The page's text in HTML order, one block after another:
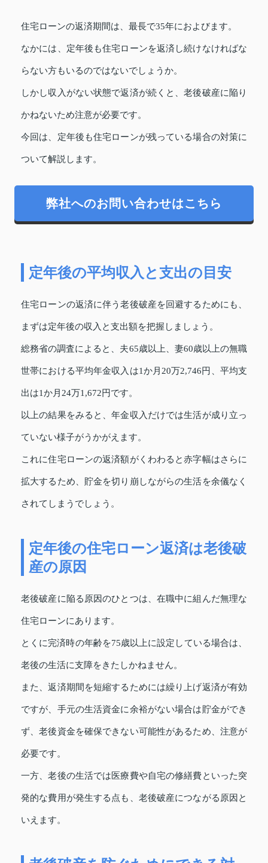
住宅ローンの返済期間は、最長で35年におよびます。
なかには、定年後も住宅ローンを返済し続けなければな
らない方もいるのではないでしょうか。
しかし収入がない状態で返済が続くと、老後破産に陥り
かねないため注意が必要です。
今回は、定年後も住宅ローンが残っている場合の対策に
ついて解説します。
弊社へのお問い合わせはこちら
定年後の平均収入と支出の目安
住宅ローンの返済に伴う老後破産を回避するためにも、
まずは定年後の収入と支出額を把握しましょう。
総務省の調査によると、夫65歳以上、妻60歳以上の無職
世帯における平均年金収入は1か月20万2,746円、平均支
出は1か月24万1,672円です。
以上の結果をみると、年金収入だけでは生活が成り立っ
ていない様子がうかがえます。
これに住宅ローンの返済額がくわわると赤字幅はさらに
拡大するため、貯金を切り崩しながらの生活を余儀なく
されてしまうでしょう。
定年後の住宅ローン返済は老後破
産の原因
老後破産に陥る原因のひとつは、在職中に組んだ無理な
住宅ローンにあります。
とくに完済時の年齢を75歳以上に設定している場合は、
老後の生活に支障をきたしかねません。
また、返済期間を短縮するためには繰り上げ返済が有効
ですが、手元の生活資金に余裕がない場合は貯金ができ
ず、老後資金を確保できない可能性があるため、注意が
必要です。
一方、老後の生活では医療費や自宅の修繕費といった突
発的な費用が発生する点も、老後破産につながる原因と
いえます。